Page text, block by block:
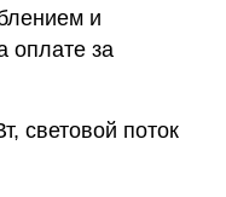
и
оплате за
световой поток